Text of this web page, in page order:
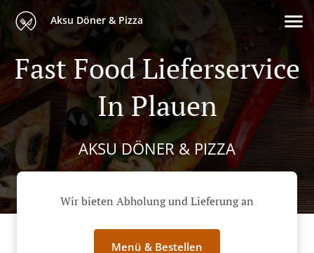
Aksu Döner & Pizza
Fast Food Lieferservice
In Plauen
AKSU DÖNER & PIZZA
Wir bieten Abholung und Lieferung an
Menü & Bestellen